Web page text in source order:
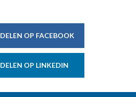
DELEN OP FACEBOOK
DELEN OP LINKEDIN